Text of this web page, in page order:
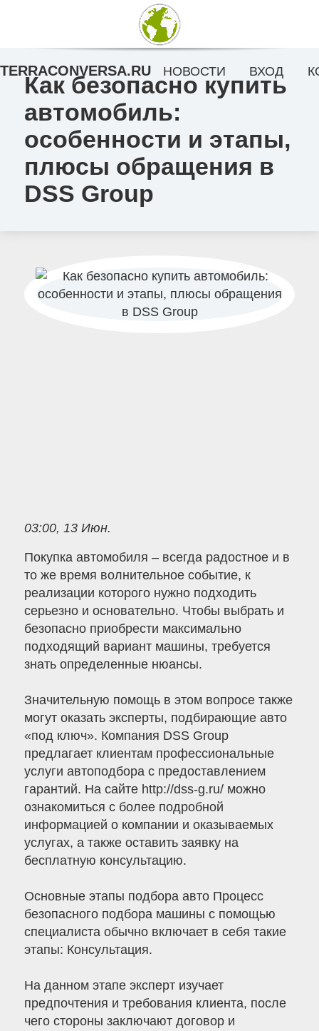
Как безопасно купить
автомобиль:
особенности и этапы,
плюсы обращения в
DSS Group
03:00, 13 Июн.
Покупка автомобиля – всегда радостное и в
то же время волнительное событие, к
реализации которого нужно подходить
серьезно и основательно. Чтобы выбрать и
безопасно приобрести максимально
подходящий вариант машины, требуется
знать определенные нюансы.
Значительную помощь в этом вопросе также
могут оказать эксперты, подбирающие авто
«под ключ». Компания DSS Group
предлагает клиентам профессиональные
услуги автоподбора с предоставлением
гарантий. На сайте http://dss-g.ru/ можно
ознакомиться с более подробной
информацией о компании и оказываемых
услугах, а также оставить заявку на
бесплатную консультацию.
Основные этапы подбора авто Процесс
безопасного подбора машины с помощью
специалиста обычно включает в себя такие
этапы: Консультация.
На данном этапе эксперт изучает
предпочтения и требования клиента, после
чего стороны заключают договор и
TERRACONVERSA.RU НОВОСТИ ВХОД